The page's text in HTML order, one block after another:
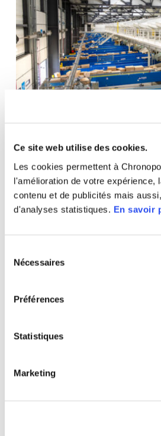
Ce site web utilise des cookies.
Les cookies permettent à
l'amélioration de votre expérience,
contenu et de publicités mais
d'analyses statistiques. En savoir
Nécessaires
Préférences
Statistiques
Marketing
Crédit Photo : Coworkcom & Chronopost